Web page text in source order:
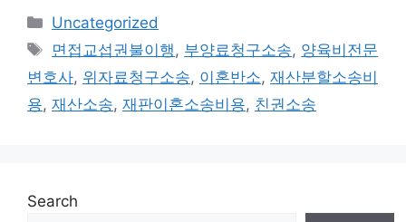
Categories
Uncategorized
Tags
면접교섭권불이행 , 부양료청구소송, 양육비전문
변호사, 위자료청구소송, 이혼반소, 재산분할소송비
용, 재산소송, 재판이혼소송비용, 친권소송
Search